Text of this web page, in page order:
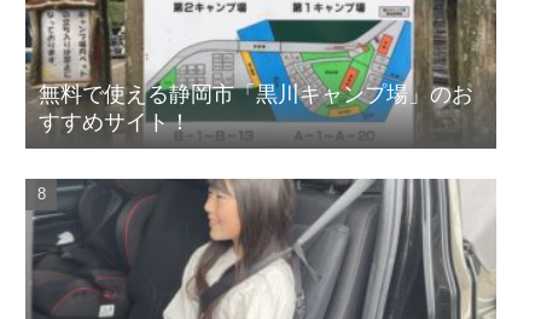
無料で使える静岡市「黒川キャンプ場」のお
すすめサイト！